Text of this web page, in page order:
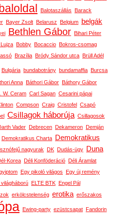
baloldal Balotaszállás
Barack
Bayer Zsolt Belarusz Belgium belgák
Bethlen Gábor
Bihari Péter
Lujza Bobby Bocaccio
Bokros-csomag
Brazília Bródy Sándor utca Brüll Adél
Bulgária bundabotrány bundamaffia Burcsa
Anna Báthori Gábor
Báthory Gábor
W. Ceram Carl Sagan Cesarini pápai
Compson Craig Cristofel
Csapó
Csillagok háborúja Csillagosok
Vader Debrecen Dekameron
Demján
Demokratikus Charta
Demokratikus
nagyurak DK Dudás-ügy Duna
Korea Déli Konföderáció
Déli Áramlat
Egy pikoló világos
Egy új remény
ELTE BTK Engel Pál
erkölcstelenség erotika erőszakos
Ewing-party ezüstcsapat Fandorin